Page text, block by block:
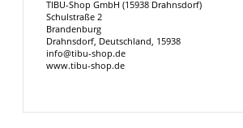
TIBU-Shop GmbH (15938 Drahnsdorf)
Schulstraße 2
Brandenburg
Drahnsdorf, Deutschland, 15938
info@tibu-shop.de
www.tibu-shop.de